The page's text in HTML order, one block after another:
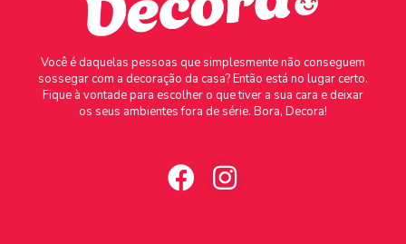
Você é daquelas pessoas que simplesmente não conseguem
sossegar com a decoração da casa? Então está no lugar certo.
Fique à vontade para escolher o que tiver a sua cara e deixar
os seus ambientes fora de série. Bora, Decora!